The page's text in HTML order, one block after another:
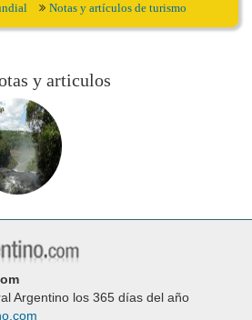
Notas y artículos de turismo
y articulos
Argentino los 365 días del año